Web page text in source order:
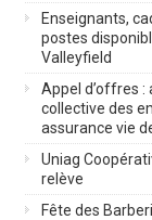
Enseignants,
postes
Valleyfield
Appel d’offres :
collective des
assurance vie
Uniag
relève
Fête des